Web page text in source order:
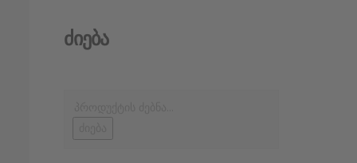
Ძიება